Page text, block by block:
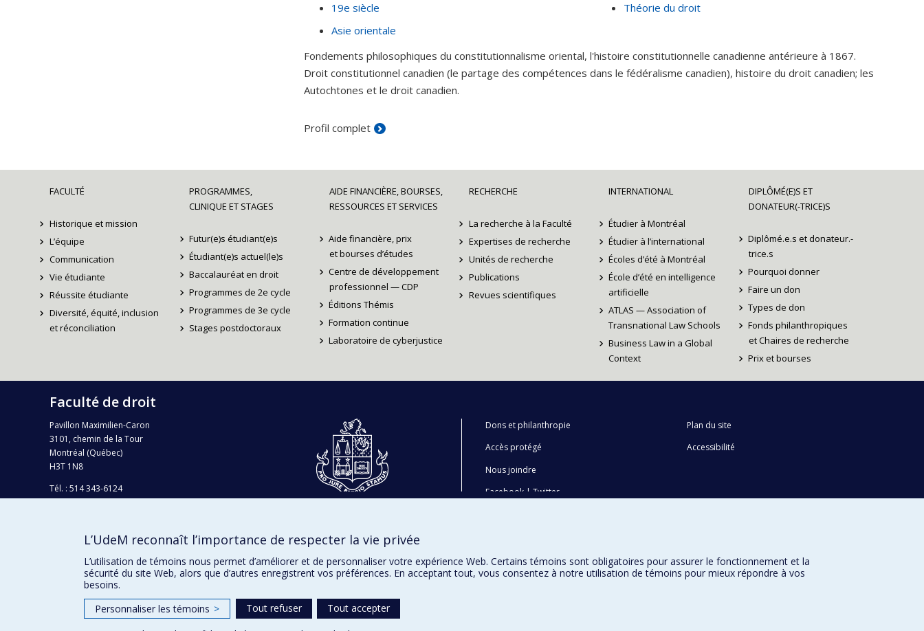
19e siècle
Asie orientale
Théorie du droit
Fondements philosophiques du constitutionnalisme oriental, l'histoire constitutionnelle canadienne antérieure à 1867.
Droit constitutionnel canadien (le partage des compétences dans le fédéralisme canadien), histoire du droit canadien; les
Autochtones et le droit canadien.
Profil complet
FACULTÉ
Historique et mission
L’équipe
Communication
Vie étudiante
Réussite étudiante
Diversité, équité, inclusion
et réconciliation
PROGRAMMES,
CLINIQUE ET STAGES
Futur(e)s étudiant(e)s
Étudiant(e)s actuel(le)s
Baccalauréat en droit
Programmes de 2e cycle
Programmes de 3e cycle
Stages postdoctoraux
AIDE FINANCIÈRE, BOURSES,
RESSOURCES ET SERVICES
Aide financière, prix
et bourses d’études
Centre de développement
professionnel — CDP
Éditions Thémis
Formation continue
Laboratoire de cyberjustice
RECHERCHE
La recherche à la Faculté
Expertises de recherche
Unités de recherche
Publications
Revues scientifiques
INTERNATIONAL
Étudier à Montréal
Étudier à l’international
Écoles d’été à Montréal
École d’été en intelligence
artificielle
ATLAS — Association of
Transnational Law Schools
Business Law in a Global
Context
DIPLÔMÉ(E)S ET
DONATEUR(-TRICE)S
Diplômé.e.s et donateur.-
trice.s
Pourquoi donner
Faire un don
Types de don
Fonds philanthropiques
et Chaires de recherche
Prix et bourses
Faculté de droit
Pavillon Maximilien-Caron
3101, chemin de la Tour
Montréal (Québec)
H3T 1N8
Tél. : 514 343-6124
Téléc.: 514 343-2199
Plan campus
Dons et philanthropie
Accès protégé
Nous joindre
Facebook |Twitter
Plan du site
Accessibilité
L’UdeM reconnaît l’importance de respecter la vie privée
L’utilisation de témoins nous permet d’améliorer et de personnaliser votre expérience Web. Certains témoins sont obligatoires pour assurer le fonctionnement et la
sécurité du site Web, alors que d’autres enregistrent vos préférences. En acceptant tout, vous consentez à notre utilisation de témoins pour mieux répondre à vos
besoins.
Personnaliser les témoins > Tout refuser
Tout accepter